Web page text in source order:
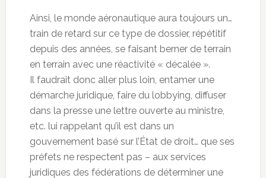
Ainsi, le monde aéronautique aura toujours un…
train de retard sur ce type de dossier, répétitif
depuis des années, se faisant berner de terrain
en terrain avec une réactivité « décalée ».
Il faudrait donc aller plus loin, entamer une
démarche juridique, faire du lobbying, diffuser
dans la presse une lettre ouverte au ministre,
etc. lui rappelant qu’il est dans un
gouvernement basé sur l’État de droit… que ses
préfets ne respectent pas – aux services
juridiques des fédérations de déterminer une